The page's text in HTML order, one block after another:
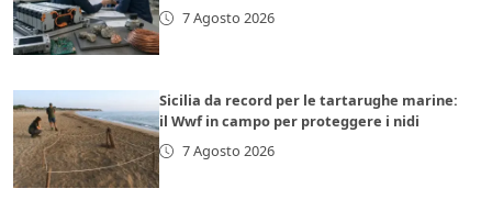
7 Agosto 2026
Sicilia da record per le tartarughe marine:
il Wwf in campo per proteggere i nidi
7 Agosto 2026